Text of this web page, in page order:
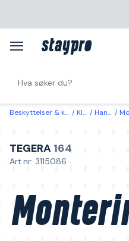
Beskyttelser & klær Klær Hansker
TEGERA 164
Art.nr: 3115086